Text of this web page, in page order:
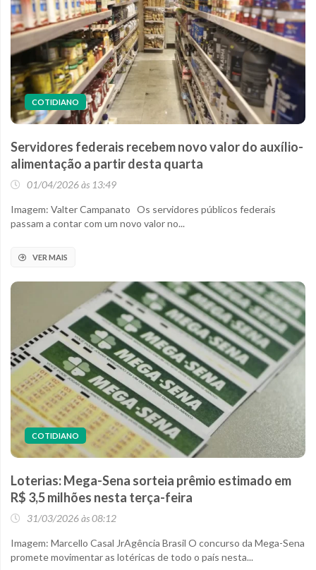
COTIDIANO
Servidores federais recebem novo valor do auxílio-
alimentação a partir desta quarta
01/04/2026 às 13:49
Imagem: Valter Campanato Os servidores públicos federais
passam a contar com um novo valor no...
VER MAIS
COTIDIANO
Loterias: Mega-Sena sorteia prêmio estimado em
R$ 3,5 milhões nesta terça-feira
31/03/2026 às 08:12
Imagem: Marcello Casal JrAgência Brasil O concurso da Mega-Sena
promete movimentar as lotéricas de todo o país nesta...